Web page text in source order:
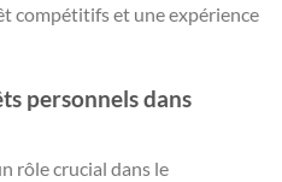
compétitifs et une expérience
personnels dans
rôle crucial dans le